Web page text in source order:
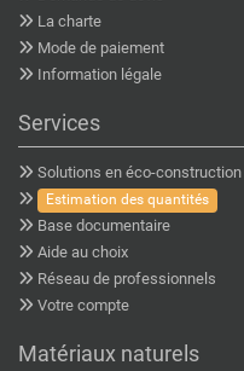
La charte
Mode de paiement
Information légale
Services
Solutions en éco-construction
Estimation des quantités
Base documentaire
Aide au choix
Réseau de professionnels
Votre compte
Matériaux naturels